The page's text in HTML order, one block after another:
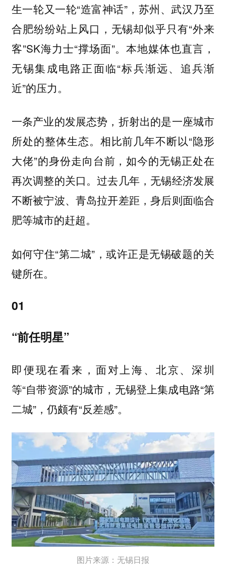
生一轮又一轮“造富神话”，苏州、武汉乃至
合肥纷纷站上风口，无锡却似乎只有“外来
客”SK海力士“撑场面”。本地媒体也直言，
无锡集成电路正面临“标兵渐远、追兵渐
近”的压力。
一条产业的发展态势，折射出的是一座城市
所处的整体生态。相比前几年不断以“隐形
大佬”的身份走向台前，如今的无锡正处在
再次调整的关口。过去几年，无锡经济发展
不断被宁波、青岛拉开差距，身后则面临合
肥等城市的赶超。
如何守住“第二城”，或许正是无锡破题的关
键所在。
01
“前任明星”
即便现在看来，面对上海、北京、深圳
等“自带资源”的城市，无锡登上集成电路“第
二城”，仍颇有“反差感”。
图片来源：无锡日报